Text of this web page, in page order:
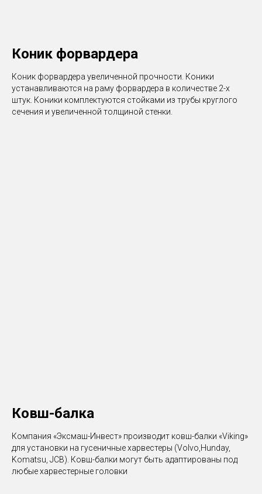
Коник форвардера
Коник форвардера увеличенной прочности. Коники
устанавливаются на раму форвардера в количестве 2-х
штук. Коники комплектуются стойками из трубы круглого
сечения и увеличенной толщиной стенки.
Ковш-балка
Компания «Эксмаш-Инвест» производит ковш-балки «Viking»
для установки на гусеничные харвестеры (Volvo,Hunday,
Komatsu, JCB). Ковш-балки могут быть адаптированы под
любые харвестерные головки